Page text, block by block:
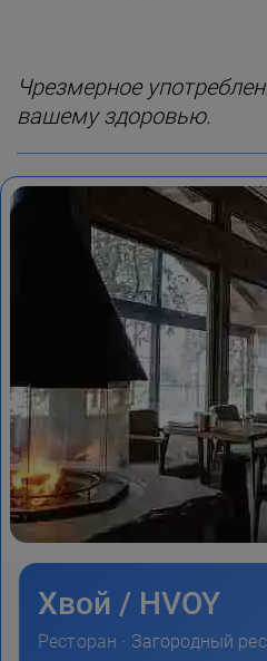
Чрезмерное
вашему здоровью.
Хвой / HVOY
Ресторан · Загородный